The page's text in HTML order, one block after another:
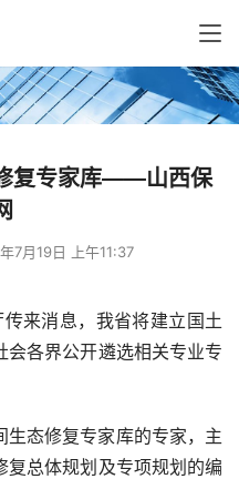
复专家库——山西保
7月19日 上午11:37
来消息，我省将建立国土
会各界公开遴选相关专业专
态修复专家库的专家，主
总体规划及专项规划的编